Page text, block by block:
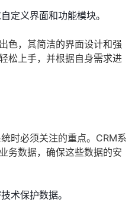
定义界面和功能模块。
色，其简洁的界面设计和强
松上手，并根据自身需求进
时必须关注的重点。CRM系
务数据，确保这些数据的安
术保护数据。